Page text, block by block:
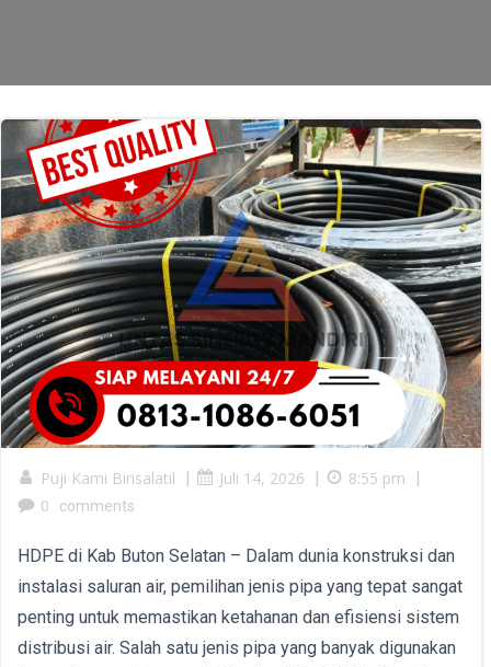
Puji Kami Birisalatil | Juli 14, 2026 | 8:55 pm
|
0
comments
HDPE di Kab Buton Selatan – Dalam dunia konstruksi dan
instalasi saluran air, pemilihan jenis pipa yang tepat sangat
penting untuk memastikan ketahanan dan efisiensi sistem
distribusi air. Salah satu jenis pipa yang banyak digunakan